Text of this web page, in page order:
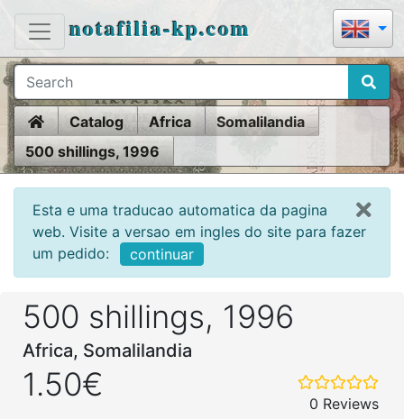
notafilia-kp.com
HomeCatalog Africa
Somalilandia
500 shillings, 1996
Esta e uma traducao automatica da pagina
web. Visite a versao em ingles do site para fazer
um pedido:
continuar
500 shillings, 1996
Africa, Somalilandia
1.50€
0 Reviews